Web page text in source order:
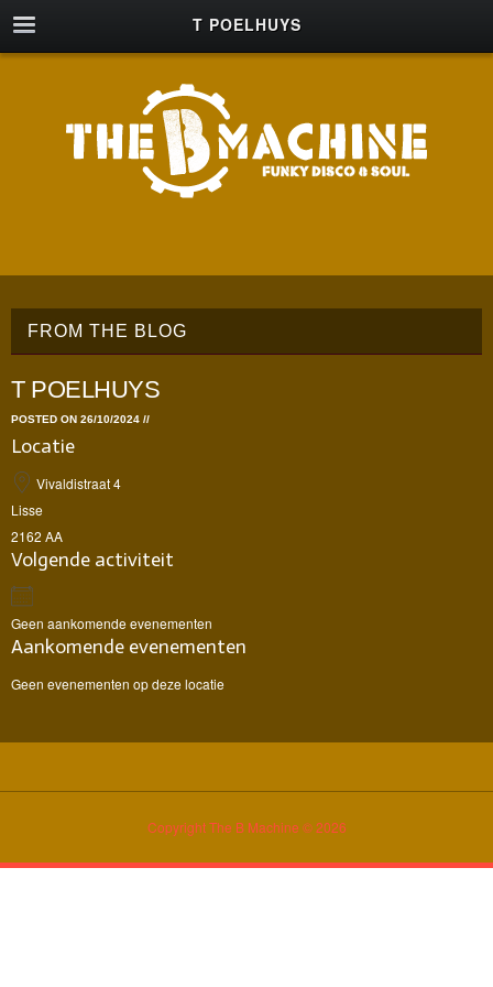
T POELHUYS
FROM THE BLOG
T POELHUYS
POSTED ON 26/10/2024 //
Locatie
Vivaldistraat 4
Lisse
2162 AA
Volgende activiteit
Geen aankomende evenementen
Aankomende evenementen
Geen evenementen op deze locatie
Copyright The B Machine © 2026